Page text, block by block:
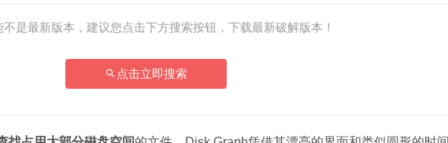
不是最新版本，建议您点击下方搜索按钮，下载最新破解版本！
点击立即搜索